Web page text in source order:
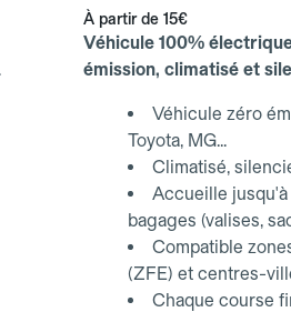
À partir de 15€
Véhicule 100%
émission, climatisé et
Véhicule zéro
Toyota, MG...
Climatisé,
Accueille
bagages (valises,
Compatible
(ZFE) et centres-
Chaque course